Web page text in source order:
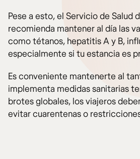
Pese a esto, el Servicio de Salud
recomienda mantener al día las
como tétanos, hepatitis A y B,
especialmente si tu estancia es
Es conveniente mantenerte al
implementa medidas sanitarias
brotes globales, los viajeros
evitar cuarentenas o